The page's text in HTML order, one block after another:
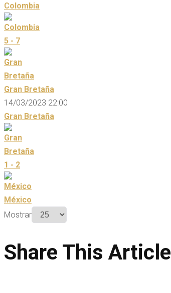
Colombia
5 - 7
Gran Bretaña
14/03/2023 22:00
Gran Bretaña
1 - 2
México
Mostrar
Share This Article